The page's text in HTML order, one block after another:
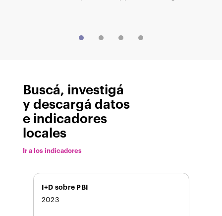
Buscá, investigá
y descargá datos
e indicadores
locales
Ir a los indicadores
I+D sobre PBI
2023